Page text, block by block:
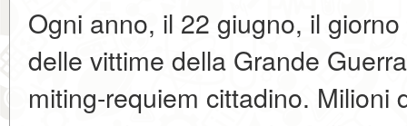
Ogni anno, il 22 giugno, il
delle vittime della Grande
miting-requiem cittadino. Milioni